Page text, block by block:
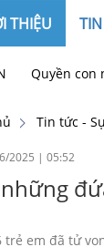
THIỆU
đạo
con người
Tin tức -
2025 | 05:52
trẻ em đã tử